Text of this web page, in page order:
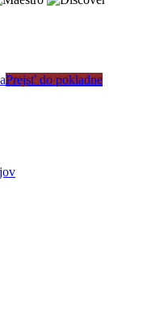
Prejsť do pokladne